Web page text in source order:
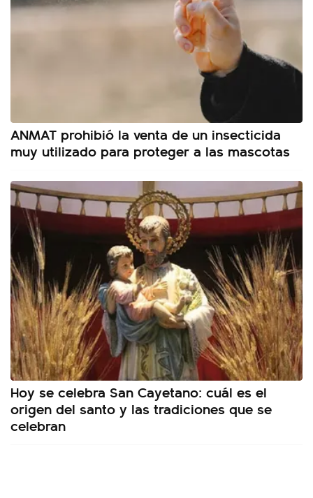
ANMAT prohibió la venta de un insecticida
muy utilizado para proteger a las mascotas
Hoy se celebra San Cayetano: cuál es el
origen del santo y las tradiciones que se
celebran